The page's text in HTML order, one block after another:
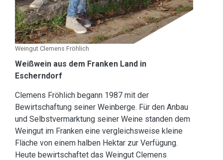
Weingut Clemens Fröhlich
Weißwein aus dem Franken Land in
Escherndorf
Clemens Fröhlich begann 1987 mit der
Bewirtschaftung seiner Weinberge. Für den Anbau
und Selbstvermarktung seiner Weine standen dem
Weingut im Franken eine vergleichsweise kleine
Fläche von einem halben Hektar zur Verfügung.
Heute bewirtschaftet das Weingut Clemens